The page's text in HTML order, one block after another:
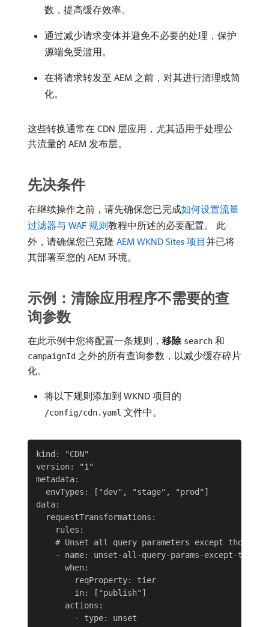
数，提高缓存效率。
通过减少请求变体并避免不必要的处理，保护
源端免受滥用。
在将请求转发至 AEM 之前，对其进行清理或简
化。
这些转换通常在 CDN 层应用，尤其适用于处理公
共流量的 AEM 发布层。
先决条件
在继续操作之前，请先确保您已完成如何设置流量
过滤器与 WAF 规则教程中所述的必要配置。 此
外，请确保您已克隆 AEM WKND Sites 项目并已将
其部署至您的 AEM 环境。
示例：清除应用程序不需要的查
询参数
在此示例中您将配置一条规则， 移除 search 和
campaignId 之外的所有查询参数，以减少缓存碎片
化。
将以下规则添加到 WKND 项目的
/config/cdn.yaml 文件中。
kind: "CDN"
version: "1"
metadata:
  envTypes: ["dev", "stage", "prod"]
data:
  requestTransformations:
    rules:
# Unset all query parameters except those
- name: unset-all-query-params-except-those-
      when:
        reqProperty: tier
        in: ["publish"]
      actions:
        - type: unset